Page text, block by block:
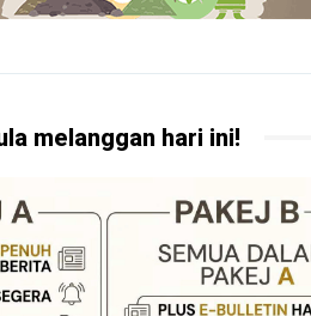
melanggan hari ini!